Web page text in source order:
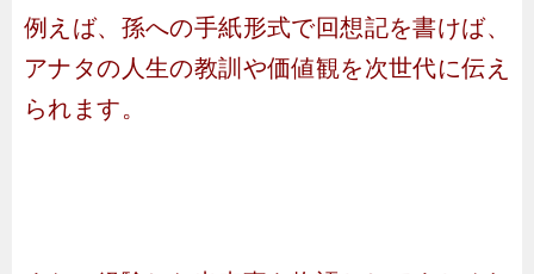
例えば、孫への手紙形式で回想記を書けば、
アナタの人生の教訓や価値観を次世代に伝え
られます。